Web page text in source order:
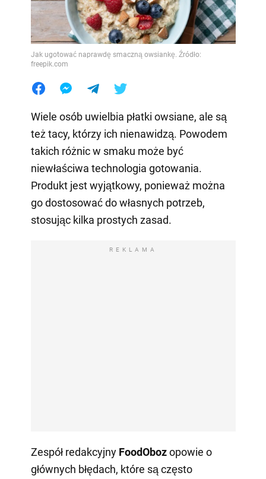
Jak ugotować naprawdę smaczną owsiankę. Źródło:
freepik.com
Wiele osób uwielbia płatki owsiane, ale są
też tacy, którzy ich nienawidzą. Powodem
takich różnic w smaku może być
niewłaściwa technologia gotowania.
Produkt jest wyjątkowy, ponieważ można
go dostosować do własnych potrzeb,
stosując kilka prostych zasad.
REKLAMA
Zespół redakcyjny FoodObozopowie o
głównych błędach, które są często